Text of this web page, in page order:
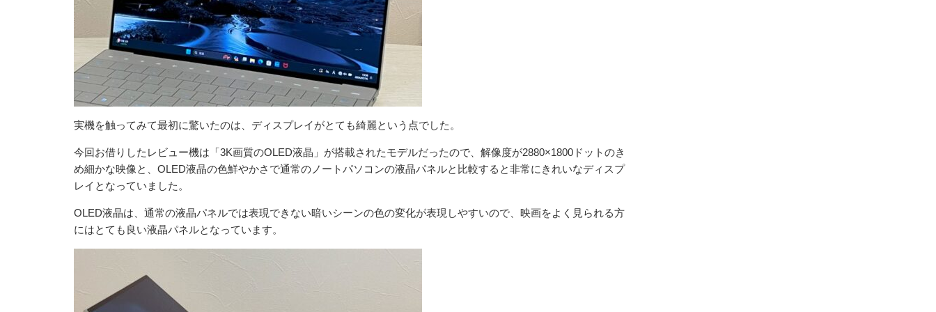
実機を触ってみて最初に驚いたのは、ディスプレイがとても綺麗という点でした。
今回お借りしたレビュー機は「3K画質のOLED液晶」が搭載されたモデルだったので、解像度が2880×1800ドットのき
め細かな映像と、OLED液晶の色鮮やかさで通常のノートパソコンの液晶パネルと比較すると非常にきれいなディスプ
レイとなっていました。
OLED液晶は、通常の液晶パネルでは表現できない暗いシーンの色の変化が表現しやすいので、映画をよく見られる方
にはとても良い液晶パネルとなっています。